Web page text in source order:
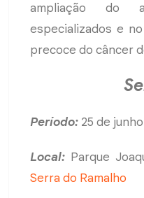
ampliação do
especializados e
precoce do câncer
Período: 25 de
Local: Parque
Serra do Ramalho